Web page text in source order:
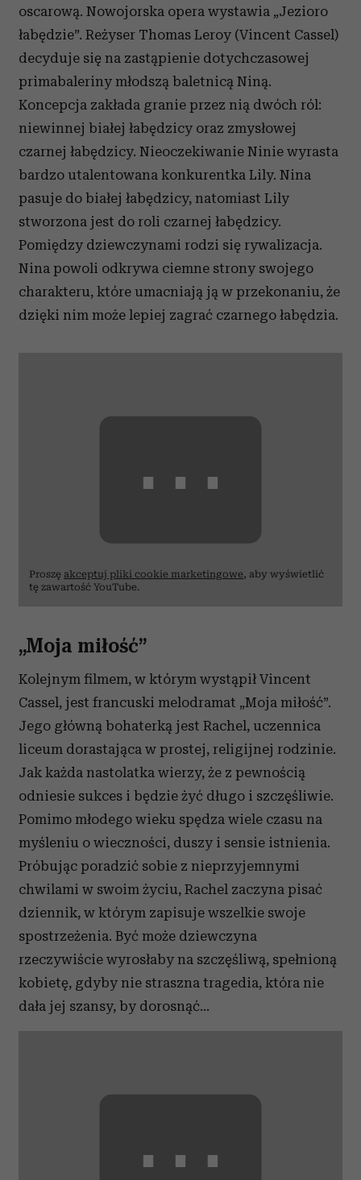
oscarową. Nowojorska opera wystawia „Jezioro
łabędzie”. Reżyser Thomas Leroy (Vincent Cassel)
decyduje się na zastąpienie dotychczasowej
primabaleriny młodszą baletnicą Niną.
Koncepcja zakłada granie przez nią dwóch ról:
niewinnej białej łabędzicy oraz zmysłowej
czarnej łabędzicy. Nieoczekiwanie Ninie wyrasta
bardzo utalentowana konkurentka Lily. Nina
pasuje do białej łabędzicy, natomiast Lily
stworzona jest do roli czarnej łabędzicy.
Pomiędzy dziewczynami rodzi się rywalizacja.
Nina powoli odkrywa ciemne strony swojego
charakteru, które umacniają ją w przekonaniu, że
dzięki nim może lepiej zagrać czarnego łabędzia.
⋯
Proszę akceptuj pliki cookie marketingowe, aby wyświetlić
tę zawartość YouTube.
„Moja miłość”
Kolejnym filmem, w którym wystąpił Vincent
Cassel, jest francuski melodramat „Moja miłość”.
Jego główną bohaterką jest Rachel, uczennica
liceum dorastająca w prostej, religijnej rodzinie.
Jak każda nastolatka wierzy, że z pewnością
odniesie sukces i będzie żyć długo i szczęśliwie.
Pomimo młodego wieku spędza wiele czasu na
myśleniu o wieczności, duszy i sensie istnienia.
Próbując poradzić sobie z nieprzyjemnymi
chwilami w swoim życiu, Rachel zaczyna pisać
dziennik, w którym zapisuje wszelkie swoje
spostrzeżenia. Być może dziewczyna
rzeczywiście wyrosłaby na szczęśliwą, spełnioną
kobietę, gdyby nie straszna tragedia, która nie
dała jej szansy, by dorosnąć…